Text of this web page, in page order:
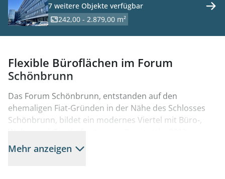
Schönbrunn zu mieten
7 weitere Objekte verfügbar
242,00 - 2.879,00 m²
Flexible Büroflächen im Forum
Schönbrunn
Das Forum Schönbrunn, entstanden auf den
ehemaligen Fiat-Gründen in der Nähe des Schlosses
Schönbrunn, bildet ein modernes Viertel mit Büro-,
fertiggestellte Bauteil 2, entworfen von den Architekten
Mascha & Seethaler, umfasst ein multifunktionales
Mehr anzeigen